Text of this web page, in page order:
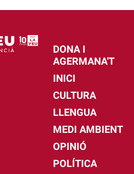
DONA I
AGERMANA'T
INICI
CULTURA
LLENGUA
MEDI AMBIENT
OPINIÓ
POLÍTICA